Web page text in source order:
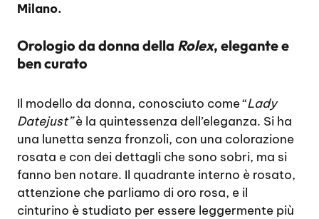
Milano.
Orologio da donna della Rolex, elegante e
ben curato
Il modello da donna, conosciuto come “Lady
Datejust”è la quintessenza dell’eleganza. Si ha
una lunetta senza fronzoli, con una colorazione
rosata e con dei dettagli che sono sobri, ma si
fanno ben notare. Il quadrante interno è rosato,
attenzione che parliamo di oro rosa, e il
cinturino è studiato per essere leggermente più